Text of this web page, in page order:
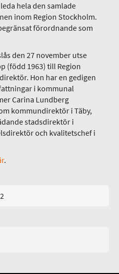
hela den samlade
inom Region Stockholm.
förordnande som
den 27 november utse
(född 1963) till Region
Hon har en gedigen
i kommunal
Carina Lundberg
kommundirektör i Täby,
stadsdirektör i
och kvalitetschef i
.